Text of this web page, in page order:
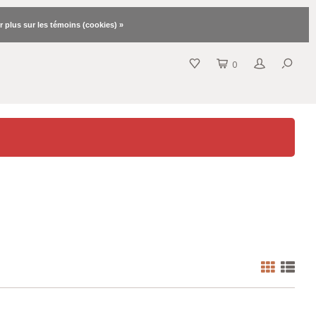
0
plus sur les témoins (cookies) »